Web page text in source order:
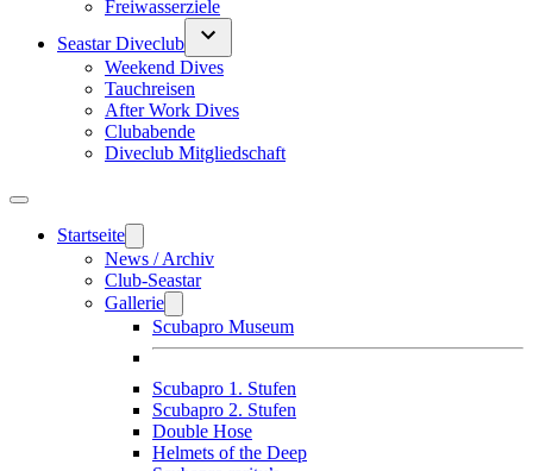
Freiwasserziele
Seastar Diveclub
Weekend Dives
Tauchreisen
After Work Dives
Clubabende
Diveclub Mitgliedschaft
Startseite
News / Archiv
Club-Seastar
Gallerie
Scubapro Museum
Scubapro 1. Stufen
Scubapro 2. Stufen
Double Hose
Helmets of the Deep